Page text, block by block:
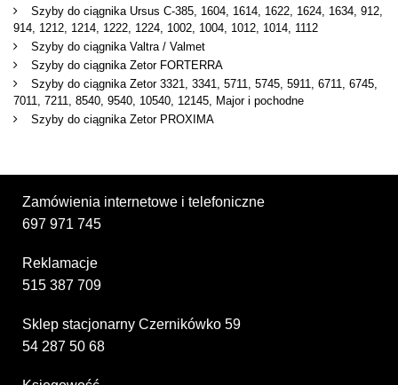
Szyby do ciągnika Ursus C-385, 1604, 1614, 1622, 1624, 1634, 912,
914, 1212, 1214, 1222, 1224, 1002, 1004, 1012, 1014, 1112
Szyby do ciągnika Valtra / Valmet
Szyby do ciągnika Zetor FORTERRA
Szyby do ciągnika Zetor 3321, 3341, 5711, 5745, 5911, 6711, 6745,
7011, 7211, 8540, 9540, 10540, 12145, Major i pochodne
Szyby do ciągnika Zetor PROXIMA
Zamówienia internetowe i telefoniczne
697 971 745
Reklamacje
515 387 709
Sklep stacjonarny Czernikówko 59
54 287 50 68